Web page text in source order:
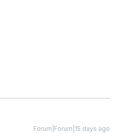
Forum|Forum|15 days ago